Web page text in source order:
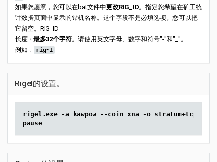
如果您愿意，您可以在bat文件中更改RIG_ID。指定您希望在矿工统
计数据页面中显示的钻机名称。这个字段不是必填选项。您可以把
它留空。RIG_ID
长度 - 最多32个字符。请使用英文字母、数字和符号"-"和"_"。
例如：
rig-1
Rigel的设置。
rigel.exe -a kawpow --coin xna -o stratum+tcp://solo-
pause